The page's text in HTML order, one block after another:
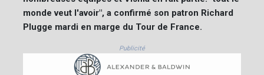
monde veut l'avoir", a confirmé son patron Richard
Plugge mardi en marge du Tour de France.
Publicité